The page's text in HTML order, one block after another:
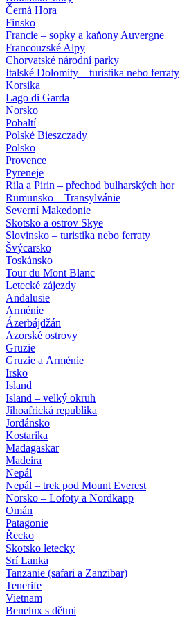
Černá Hora
Finsko
Francie – sopky a kaňony Auvergne
Francouzské Alpy
Chorvatské národní parky
Italské Dolomity – turistika nebo ferraty
Korsika
Lago di Garda
Norsko
Pobaltí
Polské Bieszczady
Polsko
Provence
Pyreneje
Rila a Pirin – přechod bulharských hor
Rumunsko – Transylvánie
Severní Makedonie
Skotsko a ostrov Skye
Slovinsko – turistika nebo ferraty
Švýcarsko
Toskánsko
Tour du Mont Blanc
Letecké zájezdy
Andalusie
Arménie
Ázerbájdžán
Azorské ostrovy
Gruzie
Gruzie a Arménie
Irsko
Island
Island – velký okruh
Jihoafrická republika
Jordánsko
Kostarika
Madagaskar
Madeira
Nepál
Nepál – trek pod Mount Everest
Norsko – Lofoty a Nordkapp
Omán
Patagonie
Řecko
Skotsko letecky
Srí Lanka
Tanzanie (safari a Zanzibar)
Tenerife
Vietnam
Benelux s dětmi